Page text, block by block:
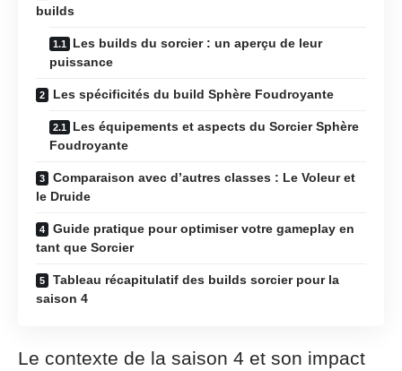
builds
Les builds du sorcier : un aperçu de leur
puissance
Les spécificités du build Sphère Foudroyante
Les équipements et aspects du Sorcier Sphère
Foudroyante
Comparaison avec d’autres classes : Le Voleur et
le Druide
Guide pratique pour optimiser votre gameplay en
tant que Sorcier
Tableau récapitulatif des builds sorcier pour la
saison 4
Le contexte de la saison 4 et son impact